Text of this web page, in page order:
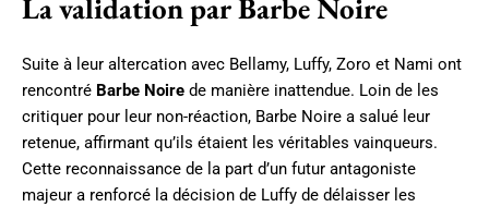
La validation par Barbe Noire
Suite à leur altercation avec Bellamy, Luffy, Zoro et Nami ont
rencontré Barbe Noire de manière inattendue. Loin de les
critiquer pour leur non-réaction, Barbe Noire a salué leur
retenue, affirmant qu’ils étaient les véritables vainqueurs.
Cette reconnaissance de la part d’un futur antagoniste
majeur a renforcé la décision de Luffy de délaisser les